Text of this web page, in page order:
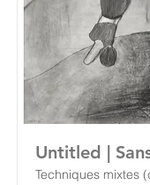
Untitled |
Techniques mixtes